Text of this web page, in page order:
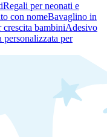
Regali per neonati e
con nomeBavaglino in
crescita bambiniAdesivo
personalizzata per